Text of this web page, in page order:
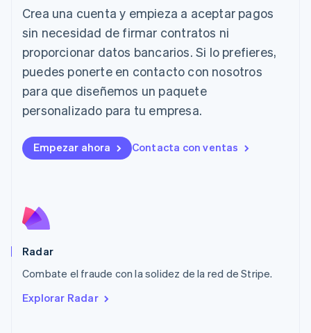
Crea una cuenta y empieza a aceptar pagos
sin necesidad de firmar contratos ni
proporcionar datos bancarios. Si lo prefieres,
puedes ponerte en contacto con nosotros
para que diseñemos un paquete
personalizado para tu empresa.
Empezar ahora Contacta con ventas
Radar
Combate el fraude con la solidez de la red de Stripe.
Explorar Radar
Japón
日本語 English
Letonia
English
Liechtenstein
DeutschEnglish
Lituania
English
Luxemburgo
Malasia
English简体中文
Español
Noruega
Nueva Zelandia
English
Nederlands English